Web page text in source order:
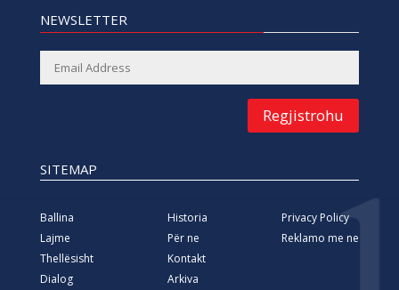
NEWSLETTER
Regjistrohu
SITEMAP
Ballina
Lajme
Thellësisht
Dialog
Historia
Për ne
Kontakt
Arkiva
Privacy Policy
Reklamo me ne